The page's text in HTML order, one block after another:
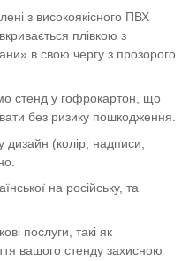
з високоякісного ПВХ
плівкою з
в свою чергу з прозорого
стенд у гофрокартон, що
без ризику пошкодження.
дизайн (колір, надписи,
на російську, та
послуги, такі як
вашого стенду захисною